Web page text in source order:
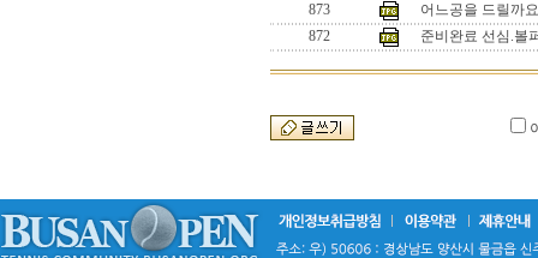
873
어느공을 드릴까요
872
준비완료 선심.볼